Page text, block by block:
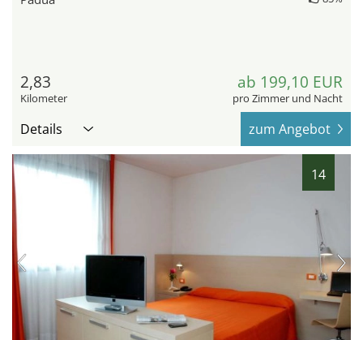
2,83
Kilometer
ab 199,10 EUR
pro Zimmer und Nacht
Details zum Angebot
14